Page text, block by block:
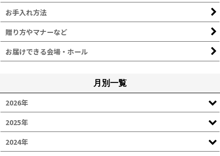
お手入れ方法
贈り方やマナーなど
お届けできる会場・ホール
月別一覧
2026年
2025年
2024年